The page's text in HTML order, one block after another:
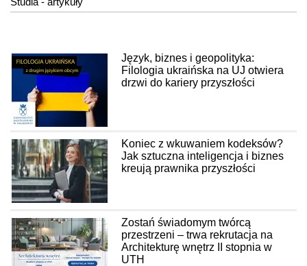
Język, biznes i geopolityka:
Filologia ukraińska na UJ otwiera
drzwi do kariery przyszłości
Koniec z wkuwaniem kodeksów?
Jak sztuczna inteligencja i biznes
kreują prawnika przyszłości
Zostań świadomym twórcą
przestrzeni – trwa rekrutacja na
Architekturę wnętrz II stopnia w
UTH